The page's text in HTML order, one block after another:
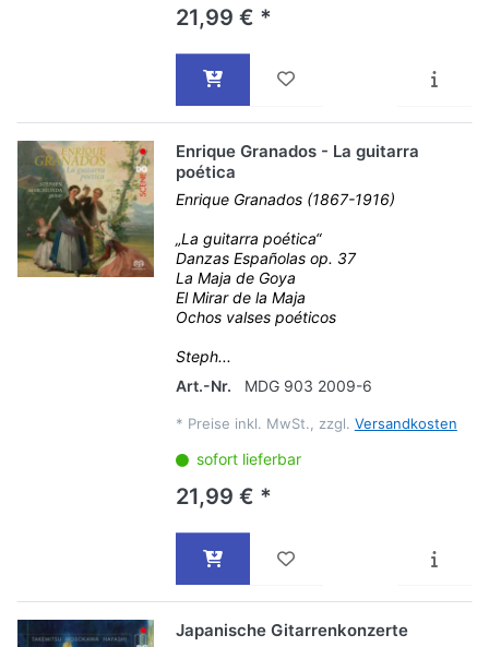
21,99 € *
Enrique Granados - La guitarra
poética
Enrique Granados (1867-1916)
„La guitarra poética“
Danzas Españolas op. 37
La Maja de Goya
El Mirar de la Maja
Ochos valses poéticos
Steph...
Art.-Nr.
MDG 903 2009-6
* Preise inkl. MwSt., zzgl. Versandkosten
sofort lieferbar
21,99 € *
Japanische Gitarrenkonzerte